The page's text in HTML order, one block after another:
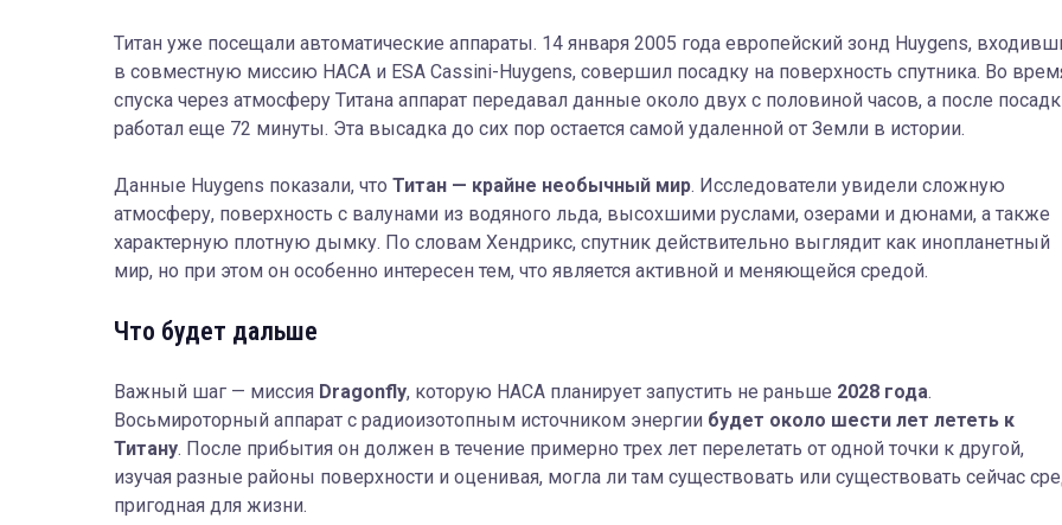
Титан уже посещали автоматические аппараты. 14 января 2005 года европейский зонд Huygens,
в совместную миссию НАСА и ESA Cassini-Huygens, совершил посадку на поверхность спутника. Во
спуска через атмосферу Титана аппарат передавал данные около двух с половиной часов, а после
работал еще 72 минуты. Эта высадка до сих пор остается самой удаленной от Земли в истории.
Данные Huygens показали, что Титан — крайне необычный мир. Исследователи увидели сложную
атмосферу, поверхность с валунами из водяного льда, высохшими руслами, озерами и дюнами, а также
характерную плотную дымку. По словам Хендрикс, спутник действительно выглядит как инопланетный
мир, но при этом он особенно интересен тем, что является активной и меняющейся средой.
Что будет дальше
Важный шаг — миссия Dragonfly, которую НАСА планирует запустить не раньше 2028 года.
Восьмироторный аппарат с радиоизотопным источником энергии будет около шести лет лететь к
Титану. После прибытия он должен в течение примерно трех лет перелетать от одной точки к другой,
изучая разные районы поверхности и оценивая, могла ли там существовать или существовать сейчас
пригодная для жизни.